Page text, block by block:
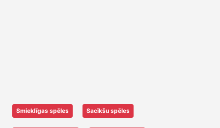
Smieklīgas spēles Sacīkšu spēles